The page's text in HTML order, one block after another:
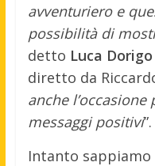
avventuriero e
possibilità di
detto Luca Dorigo
diretto da
anche
messaggi positivi”.
Intanto